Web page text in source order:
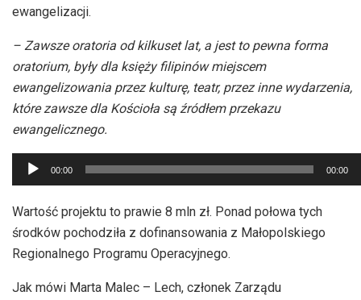
ewangelizacji.
– Zawsze oratoria od kilkuset lat, a jest to pewna forma
oratorium, były dla księży filipinów miejscem
ewangelizowania przez kulturę, teatr, przez inne wydarzenia,
które zawsze dla Kościoła są źródłem przekazu
ewangelicznego.
Odtwarzacz
plików
dźwiękowych
00:00 00:00
Wartość projektu to prawie 8 mln zł. Ponad połowa tych
środków pochodziła z dofinansowania z Małopolskiego
Regionalnego Programu Operacyjnego.
Jak mówi Marta Malec – Lech, członek Zarządu